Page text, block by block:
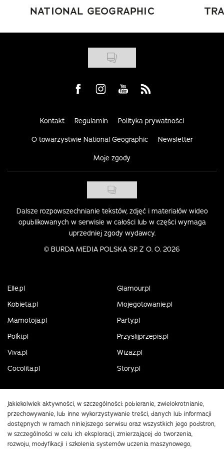
NATIONAL GEOGRAPHIC
Visit us on Facebook
Visit us on Instagram
Visit us on Youtube
Visit us on Rss
Kontakt Regulamin Polityka prywatności
O towarzystwie National Geographic Newsletter
Moje zgody
Dalsze rozpowszechnianie tekstów, zdjęć i materiałów wideo
opublikowanych w serwisie w całości lub w części wymaga
uprzedniej zgody wydawcy.
© BURDA MEDIA POLSKA SP. Z O. O. 2026
Elle.pl
Glamour.pl
Kobieta.pl
Mojegotowanie.pl
Mamotoja.pl
Party.pl
Polki.pl
Przyslijprzepis.pl
Viva.pl
Wizaz.pl
Cocolita.pl
Story.pl
Jakiekolwiek aktywności, w szczególności: pobieranie, zwielokrotnianie,
przechowywanie, lub inne wykorzystywanie treści, danych lub informacji
dostępnych w ramach niniejszego serwisu oraz wszystkich jego podstron,
w szczególności w celu ich eksploracji, zmierzającej do tworzenia,
rozwoju, modyfikacji i szkolenia systemów uczenia maszynowego,